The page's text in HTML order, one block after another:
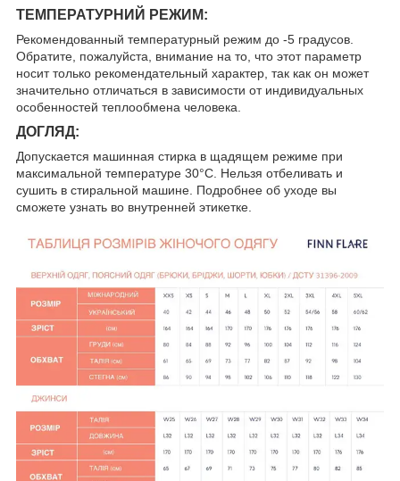
ТЕМПЕРАТУРНИЙ РЕЖИМ:
Рекомендованный температурный режим до -5 градусов.
Обратите, пожалуйста, внимание на то, что этот параметр
носит только рекомендательный характер, так как он может
значительно отличаться в зависимости от индивидуальных
особенностей теплообмена человека.
ДОГЛЯД:
Допускается машинная стирка в щадящем режиме при
максимальной температуре 30°C. Нельзя отбеливать и
сушить в стиральной машине. Подробнее об уходе вы
сможете узнать во внутренней этикетке.